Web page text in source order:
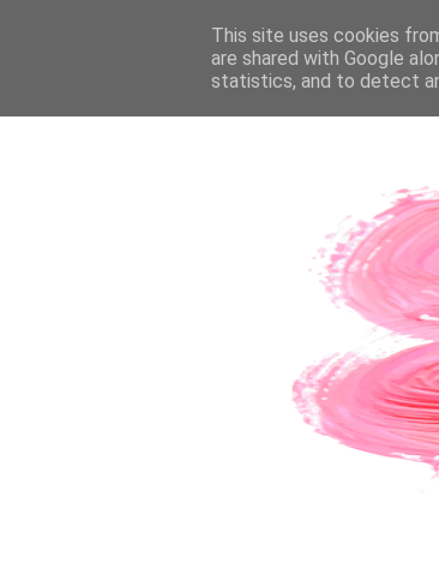
PÁGINA INICIAL SOBRE A
This site uses cookies
are shared with Google
statistics, and to detect